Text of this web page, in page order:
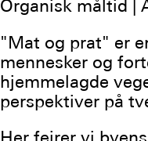
Organisk måltid |
"Mat og prat" er
mennesker og
hjemmelagde
perspektiver på